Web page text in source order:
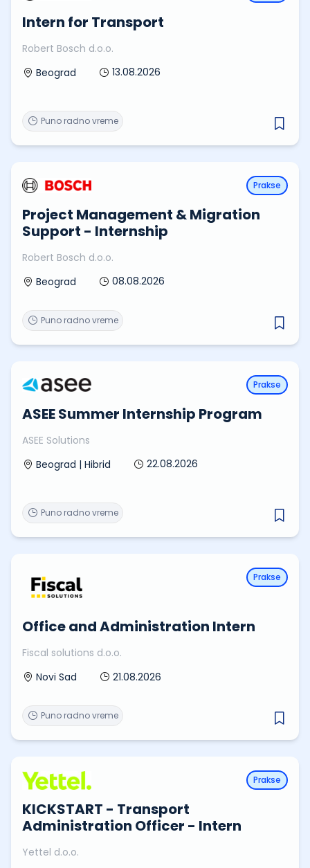
Intern for Transport
Robert Bosch d.o.o.
Beograd
13.08.2026
Puno radno vreme
Prakse
Project Management & Migration
Support - Internship
Robert Bosch d.o.o.
Beograd
08.08.2026
Puno radno vreme
Prakse
ASEE Summer Internship Program
ASEE Solutions
Beograd | Hibrid
22.08.2026
Puno radno vreme
Prakse
Office and Administration Intern
Fiscal solutions d.o.o.
Novi Sad
21.08.2026
Puno radno vreme
Prakse
KICKSTART - Transport
Administration Officer - Intern
Yettel d.o.o.